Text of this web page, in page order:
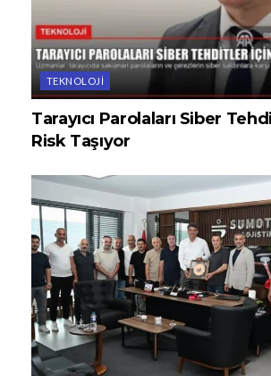
TEKNOLOJI
Tarayıcı Parolaları Siber
Risk Taşıyor